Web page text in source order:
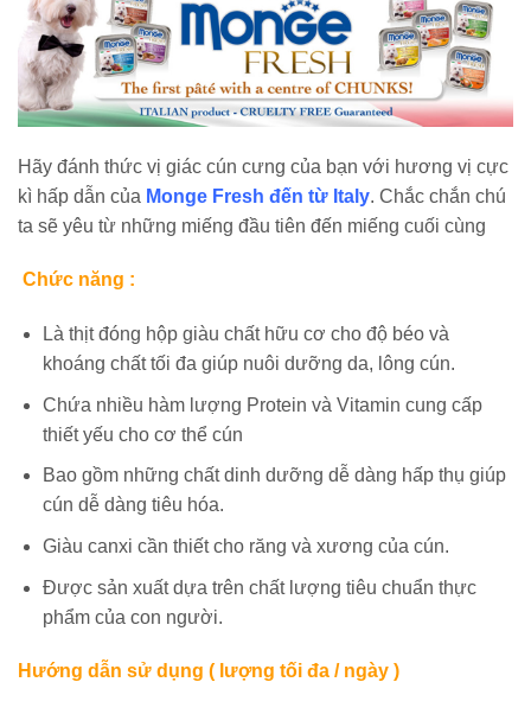
Hãy đánh thức vị giác cún cưng của bạn với hương vị cực
kì hấp dẫn của Monge Fresh đến từ Italy. Chắc chắn chú
ta sẽ yêu từ những miếng đầu tiên đến miếng cuối cùng
Chức năng :
Là thịt đóng hộp giàu chất hữu cơ cho độ béo và
khoáng chất tối đa giúp nuôi dưỡng da, lông cún.
Chứa nhiều hàm lượng Protein và Vitamin cung cấp
thiết yếu cho cơ thể cún
Bao gồm những chất dinh dưỡng dễ dàng hấp thụ giúp
cún dễ dàng tiêu hóa.
Giàu canxi cần thiết cho răng và xương của cún.
Được sản xuất dựa trên chất lượng tiêu chuẩn thực
phẩm của con người.
Hướng dẫn sử dụng ( lượng tối đa / ngày )